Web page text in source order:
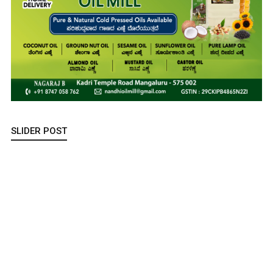
SLIDER POST